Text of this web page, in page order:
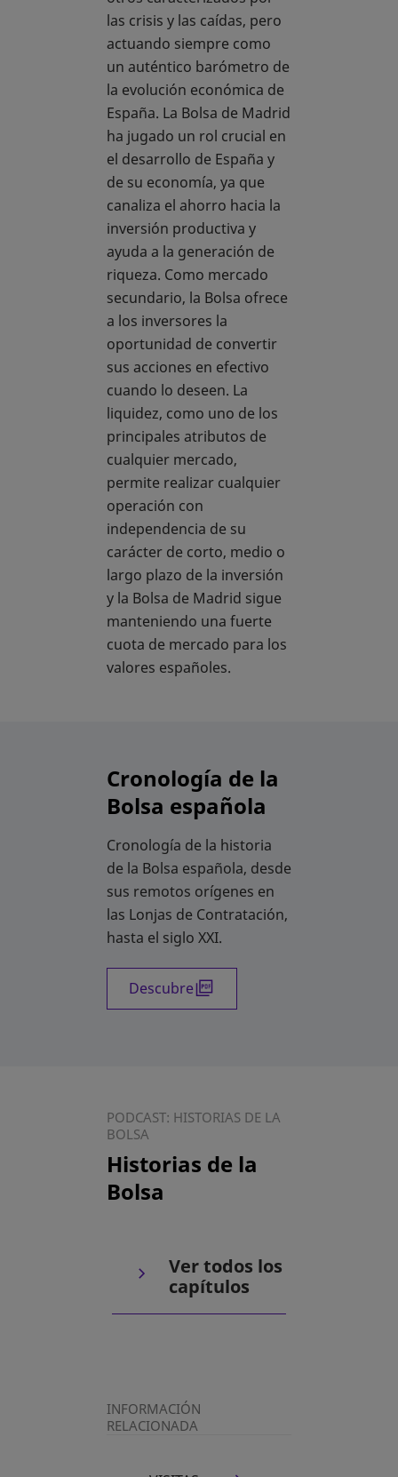
las crisis y las caídas, pero
actuando siempre como
un auténtico barómetro de
la evolución económica de
España. La Bolsa de Madrid
ha jugado un rol crucial en
el desarrollo de España y
de su economía, ya que
canaliza el ahorro hacia la
inversión productiva y
ayuda a la generación de
riqueza. Como mercado
secundario, la Bolsa ofrece
a los inversores la
oportunidad de convertir
sus acciones en efectivo
cuando lo deseen. La
liquidez, como uno de los
principales atributos de
cualquier mercado,
permite realizar cualquier
operación con
independencia de su
carácter de corto, medio o
largo plazo de la inversión
y la Bolsa de Madrid sigue
manteniendo una fuerte
cuota de mercado para los
valores españoles.
Cronología de la
Bolsa española
Cronología de la historia
de la Bolsa española, desde
sus remotos orígenes en
las Lonjas de Contratación,
hasta el siglo XXI.
Descubre
PODCAST: HISTORIAS DE LA
BOLSA
Historias de la
Bolsa
Ver todos los
capítulos
INFORMACIÓN
RELACIONADA